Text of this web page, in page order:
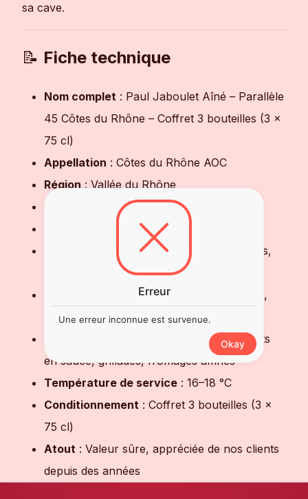
sa cave.
📝 Fiche technique
Nom complet : Paul Jaboulet Aîné – Parallèle
45 Côtes du Rhône – Coffret 3 bouteilles (3 x
75 cl)
Appellation : Côtes du Rhône AOC
Région: Vallée du Rhône
: Rouge
: Grenache, Syrah, Mourvèdre
: Fruits rouges et noirs, épices douces,
: Ronde, équilibrée, tanins fondus,
finale persistante
: Viandes rouges, plats
en sauce, grillades, fromages affinés
Température de service : 16–18 °C
Conditionnement : Coffret 3 bouteilles (3 x
75 cl)
Atout : Valeur sûre, appréciée de nos clients
depuis des années
Erreur
Une erreur inconnue est survenue.
Okay